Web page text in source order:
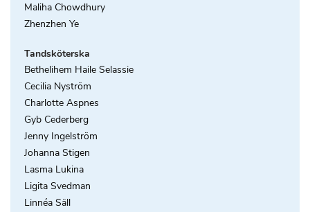
Maliha Chowdhury
Zhenzhen Ye
Tandsköterska
Bethelihem Haile Selassie
Cecilia Nyström
Charlotte Aspnes
Gyb Cederberg
Jenny Ingelström
Johanna Stigen
Lasma Lukina
Ligita Svedman
Linnéa Säll